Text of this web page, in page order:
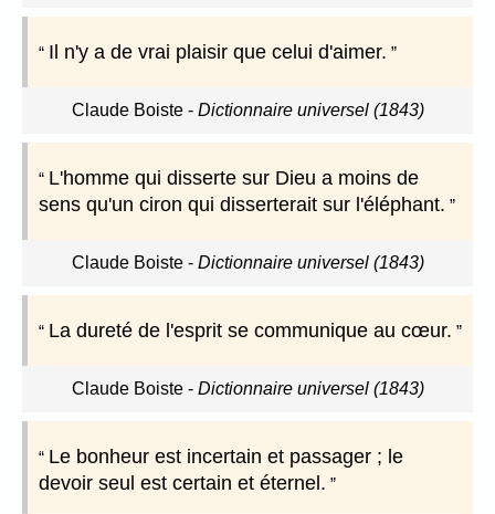
Il n'y a de vrai plaisir que celui d'aimer.
Claude Boiste- Dictionnaire universel (1843)
L'homme qui disserte sur Dieu a moins de
sens qu'un ciron qui disserterait sur l'éléphant.
Claude Boiste- Dictionnaire universel (1843)
La dureté de l'esprit se communique au cœur.
Claude Boiste- Dictionnaire universel (1843)
Le bonheur est incertain et passager ; le
devoir seul est certain et éternel.